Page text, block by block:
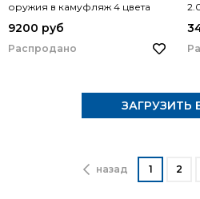
оружия в камуфляж 4 цвета
9200 руб
Распродано
ЗАГРУЗИТЬ
назад 1 2